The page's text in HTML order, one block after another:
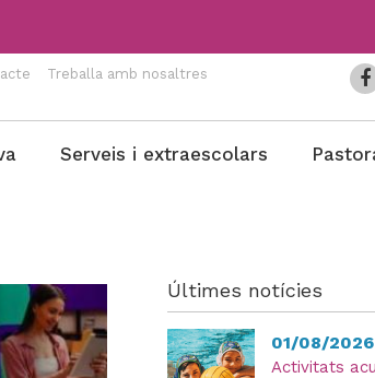
Treballa amb nosaltres
Serveis i extraescolars
Últimes notícies
01/08/2026
Activitats